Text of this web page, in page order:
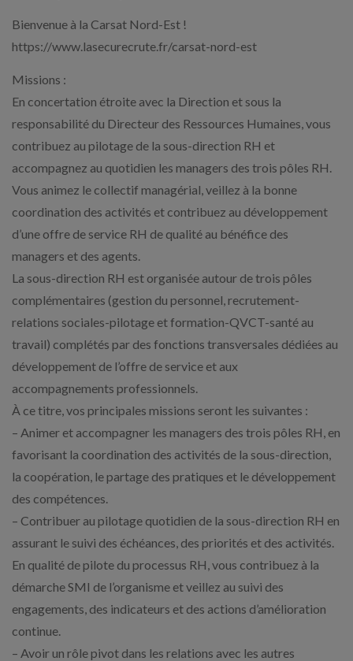
Bienvenue à la Carsat Nord-Est !
https://www.lasecurecrute.fr/carsat-nord-est
Missions :
En concertation étroite avec la Direction et sous la
responsabilité du Directeur des Ressources Humaines, vous
contribuez au pilotage de la sous-direction RH et
accompagnez au quotidien les managers des trois pôles RH.
Vous animez le collectif managérial, veillez à la bonne
coordination des activités et contribuez au développement
d’une offre de service RH de qualité au bénéfice des
managers et des agents.
La sous-direction RH est organisée autour de trois pôles
complémentaires (gestion du personnel, recrutement-
relations sociales-pilotage et formation-QVCT-santé au
travail) complétés par des fonctions transversales dédiées au
développement de l’offre de service et aux
accompagnements professionnels.
À ce titre, vos principales missions seront les suivantes :
– Animer et accompagner les managers des trois pôles RH, en
favorisant la coordination des activités de la sous-direction,
la coopération, le partage des pratiques et le développement
des compétences.
– Contribuer au pilotage quotidien de la sous-direction RH en
assurant le suivi des échéances, des priorités et des activités.
En qualité de pilote du processus RH, vous contribuez à la
démarche SMI de l’organisme et veillez au suivi des
engagements, des indicateurs et des actions d’amélioration
continue.
– Avoir un rôle pivot dans les relations avec les autres